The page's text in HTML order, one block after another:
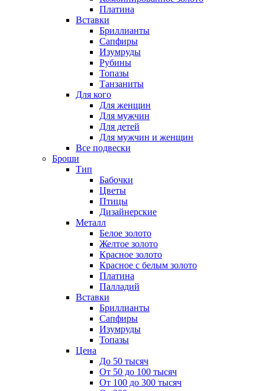
Платина
Вставки
Бриллианты
Сапфиры
Изумруды
Рубины
Топазы
Танзаниты
Для кого
Для женщин
Для мужчин
Для детей
Для мужчин и женщин
Все подвески
Броши
Тип
Бабочки
Цветы
Птицы
Дизайнерские
Металл
Белое золото
Желтое золото
Красное золото
Красное с белым золото
Платина
Палладий
Вставки
Бриллианты
Сапфиры
Изумруды
Топазы
Цена
До 50 тысяч
От 50 до 100 тысяч
От 100 до 300 тысяч